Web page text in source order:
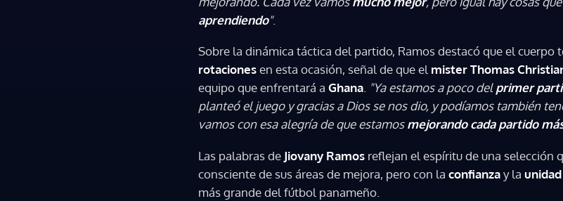
aprendiendo".
Sobre la dinámica táctica del partido, Ramos destacó que el cuerpo
rotacionesen esta ocasión, señal de que el mister Thomas
equipo que enfrentará a Ghana. "Ya estamos a poco delprimer
planteó el juego y gracias a Dios se nos dio, y podíamos también
vamos con esa alegría de que estamosmejorando cada partido
Las palabras de Jiovany Ramos reflejan el espíritu de una selección
consciente de sus áreas de mejora, pero con la confianzay la unidad
más grande del fútbol panameño.